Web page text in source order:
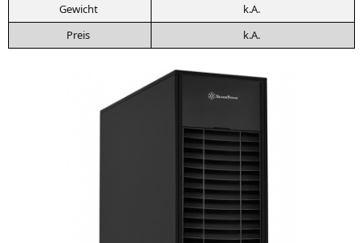
Gewicht
k.A.
Preis
k.A.